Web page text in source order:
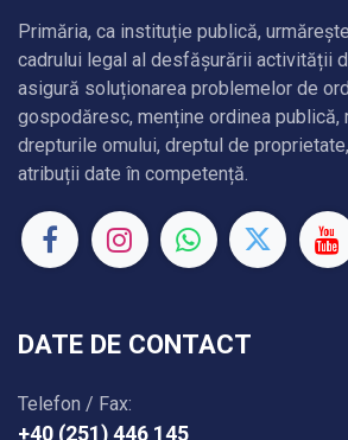
Primăria, ca instituție publică,
cadrului legal al desfășurării activității
asigură soluționarea problemelor de
gospodăresc, menține ordinea publică,
drepturile omului, dreptul de
atribuții date în competență.
DATE DE CONTACT
Telefon / Fax:
+40 (251) 446 145